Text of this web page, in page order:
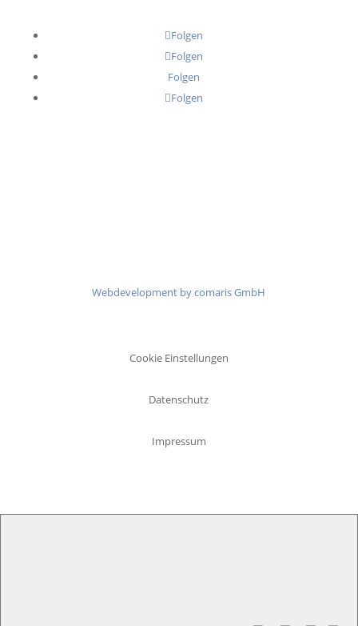
Folgen
Folgen
Folgen
Folgen
Webdevelopment by comaris GmbH
Cookie Einstellungen
Datenschutz
Impressum